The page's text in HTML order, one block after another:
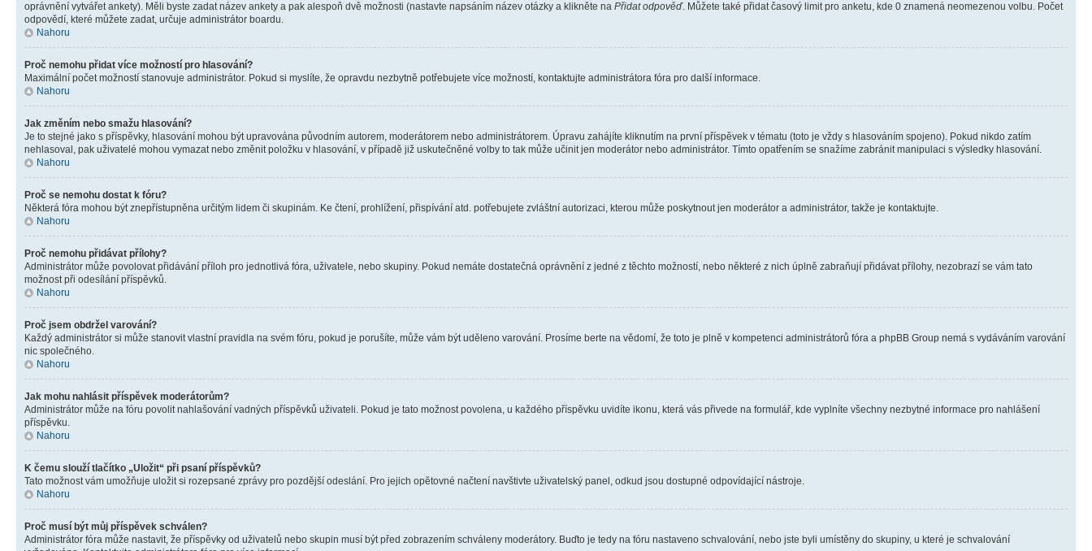
oprávnění vytvářet ankety). Měli byste zadat název ankety a pak alespoň dvě možnosti (nastavte napsáním název otázky a klikněte na Přidat odpověď. Můžete také přidat časový limit pro anketu, kde 0 znamená neomezenou volbu. Počet
odpovědí, které můžete zadat, určuje administrátor boardu.
Nahoru
Proč nemohu přidat více možností pro hlasování?
Maximální počet možností stanovuje administrátor. Pokud si myslíte, že opravdu nezbytně potřebujete více možností, kontaktujte administrátora fóra pro další informace.
Nahoru
Jak změním nebo smažu hlasování?
Je to stejné jako s příspěvky, hlasování mohou být upravována původním autorem, moderátorem nebo administrátorem. Úpravu zahájíte kliknutím na první příspěvek v tématu (toto je vždy s hlasováním spojeno). Pokud nikdo zatím
nehlasoval, pak uživatelé mohou vymazat nebo změnit položku v hlasování, v případě již uskutečněné volby to tak může učinit jen moderátor nebo administrátor. Tímto opatřením se snažíme zabránit manipulaci s výsledky hlasování.
Nahoru
Proč se nemohu dostat k fóru?
Některá fóra mohou být znepřístupněna určitým lidem či skupinám. Ke čtení, prohlížení, přispívání atd. potřebujete zvláštní autorizaci, kterou může poskytnout jen moderátor a administrátor, takže je kontaktujte.
Nahoru
Proč nemohu přidávat přílohy?
Administrátor může povolovat přidávání příloh pro jednotlivá fóra, uživatele, nebo skupiny. Pokud nemáte dostatečná oprávnění z jedné z těchto možností, nebo některé z nich úplně zabraňují přidávat přílohy, nezobrazí se vám tato
možnost při odesílání příspěvků.
Nahoru
Proč jsem obdržel varování?
Každý administrátor si může stanovit vlastní pravidla na svém fóru, pokud je porušíte, může vám být uděleno varování. Prosíme berte na vědomí, že toto je plně v kompetenci administrátorů fóra a phpBB Group nemá s vydáváním varování
nic společného.
Nahoru
Jak mohu nahlásit příspěvek moderátorům?
Administrátor může na fóru povolit nahlašování vadných příspěvků uživateli. Pokud je tato možnost povolena, u každého příspěvku uvidíte ikonu, která vás přivede na formulář, kde vyplníte všechny nezbytné informace pro nahlášení
příspěvku.
Nahoru
K čemu slouží tlačítko „Uložit“ při psaní příspěvků?
Tato možnost vám umožňuje uložit si rozepsané zprávy pro pozdější odeslání. Pro jejich opětovné načtení navštivte uživatelský panel, odkud jsou dostupné odpovídající nástroje.
Nahoru
Proč musí být můj příspěvek schválen?
Administrátor fóra může nastavit, že příspěvky od uživatelů nebo skupin musí být před zobrazením schváleny moderátory. Buďto je tedy na fóru nastaveno schvalování, nebo jste byli umístěny do skupiny, u které je schvalování